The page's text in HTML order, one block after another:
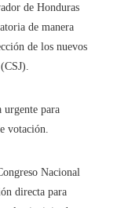
de Honduras
de manera
de los nuevos
urgente para
votación.
Nacional
directa para